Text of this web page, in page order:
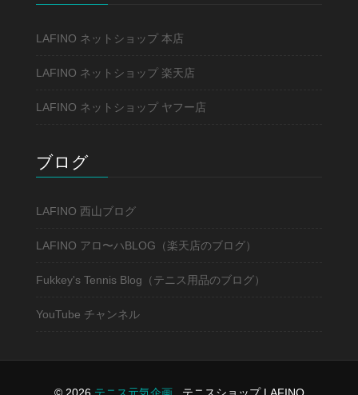
LAFINO ネットショップ 本店
LAFINO ネットショップ 楽天店
LAFINO ネットショップ ヤフー店
ブログ
LAFINO 西山ブログ
LAFINO アロ〜ハBLOG（楽天店のブログ）
Fukkey's Tennis Blog（テニス用品のブログ）
YouTube チャンネル